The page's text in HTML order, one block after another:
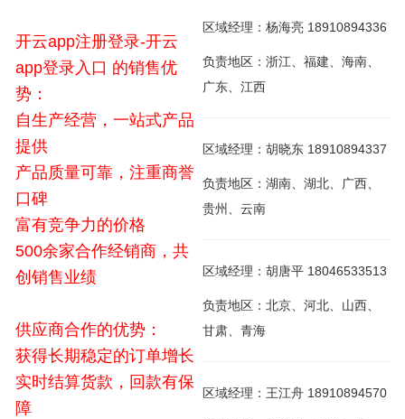
开云app注册登录-开云
app登录入口 的销售优
势：
自生产经营，一站式产品
提供
产品质量可靠，注重商誉
口碑
富有竞争力的价格
500余家合作经销商，共
创销售业绩
供应商合作的优势：
获得长期稳定的订单增长
实时结算货款，回款有保
障
区域经理：杨海亮 18910894336
负责地区：浙江、福建、海南、
广东、江西
区域经理：胡晓东 18910894337
负责地区：湖南、湖北、广西、
贵州、云南
区域经理：胡唐平 18046533513
负责地区：北京、河北、山西、
甘肃、青海
区域经理：王江舟 18910894570